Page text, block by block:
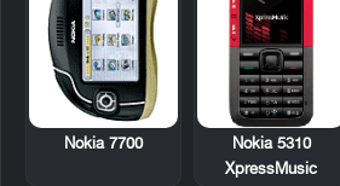
Nokia 5310
XpressMusic
Nokia 7700